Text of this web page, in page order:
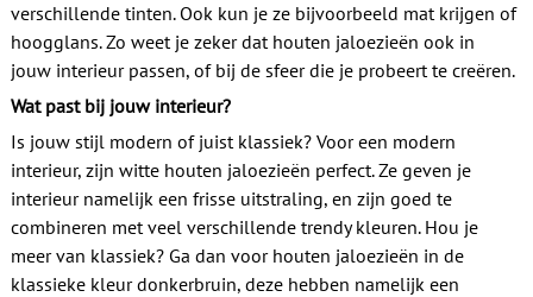
verschillende tinten. Ook kun je ze bijvoorbeeld mat krijgen of
hoogglans.Zo weet je zeker dat houten jaloezieën ook in
jouw interieur passen, of bij de sfeer die je probeert te creëren.
Wat past bij jouw interieur?
Is jouw stijl modern of juist klassiek? Voor een modern
interieur, zijn witte houten jaloezieën perfect. Ze geven je
interieur namelijk een frisse uitstraling, en zijn goed te
combineren met veel verschillende trendy kleuren. Hou je
meer van klassiek? Ga dan voor houten jaloezieën in de
klassieke kleur donkerbruin, deze hebben namelijk een